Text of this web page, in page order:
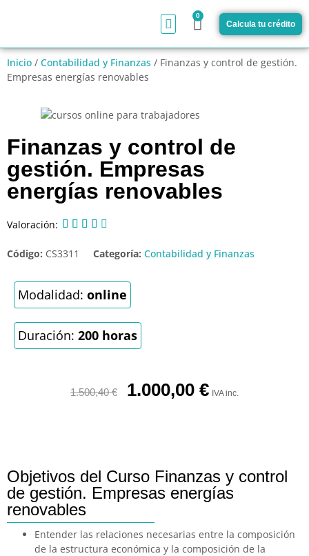
0
Calcula tu crédito
Inicio / Contabilidad y Finanzas / Finanzas y control de gestión.
Empresas energías renovables
Finanzas y control de
gestión. Empresas
energías renovables
Valoración:     
Código: CS3311 Categoría: Contabilidad y Finanzas
Modalidad: online
Duración: 200 horas
1.500,40€ 1.000,00 € IVA inc.
Objetivos del Curso Finanzas y control
de gestión. Empresas energías
renovables
Entender las relaciones necesarias entre la composición
de la estructura económica y la composición de la